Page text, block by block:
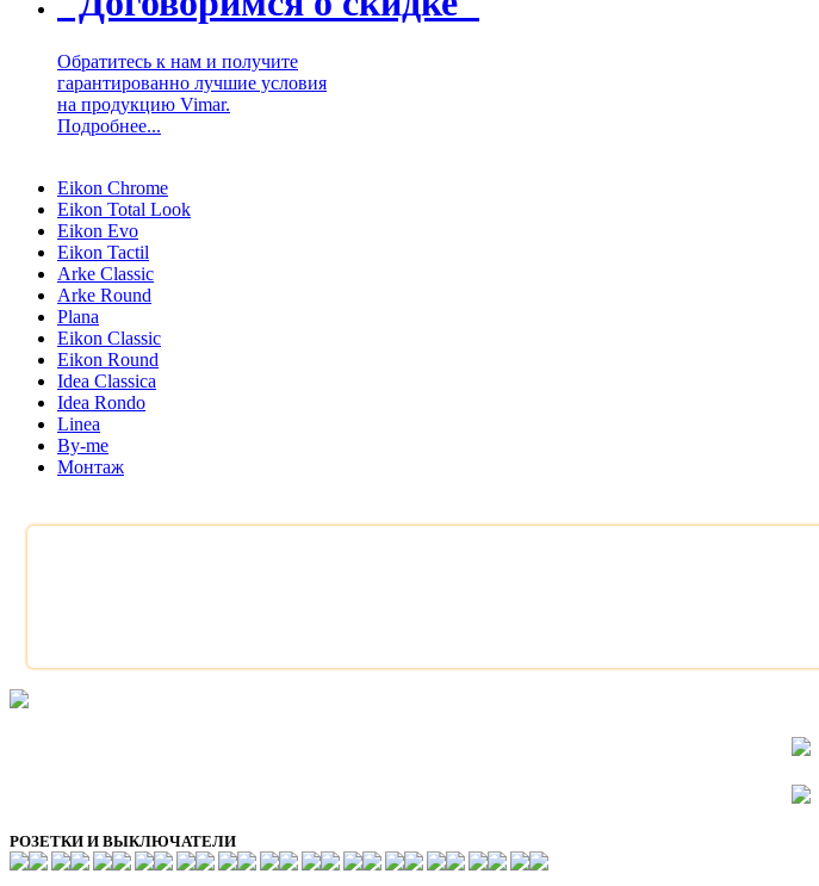
Обратитесь к нам и получите
гарантированно лучшие условия
на продукцию Vimar.
Подробнее...
Eikon Chrome
Eikon Total Look
Eikon Evo
Eikon Tactil
Arke Classic
Arke Round
Plana
Eikon Classic
Eikon Round
Idea Classica
Idea Rondo
Linea
By-me
Монтаж
РОЗЕТКИ И ВЫКЛЮЧАТЕЛИ